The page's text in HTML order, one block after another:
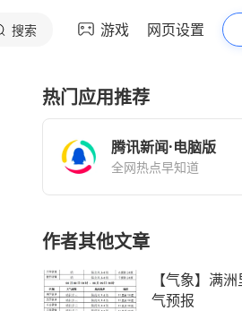
搜索 游戏 网页设置
热门应用推荐
腾讯新闻·电脑版
全网热点早知道
作者其他文章
【气象】满
气预报